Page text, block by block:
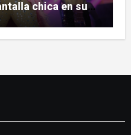
chica en su